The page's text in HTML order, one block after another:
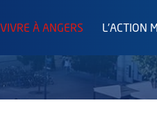
VIVRE À ANGERS L'ACTION